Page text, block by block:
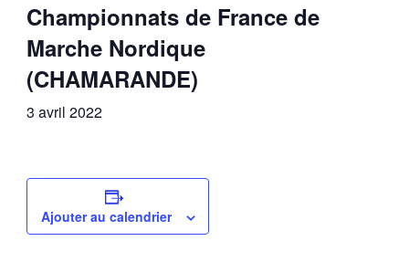
Championnats de France de
Marche Nordique
(CHAMARANDE)
3 avril 2022
Ajouter au calendrier